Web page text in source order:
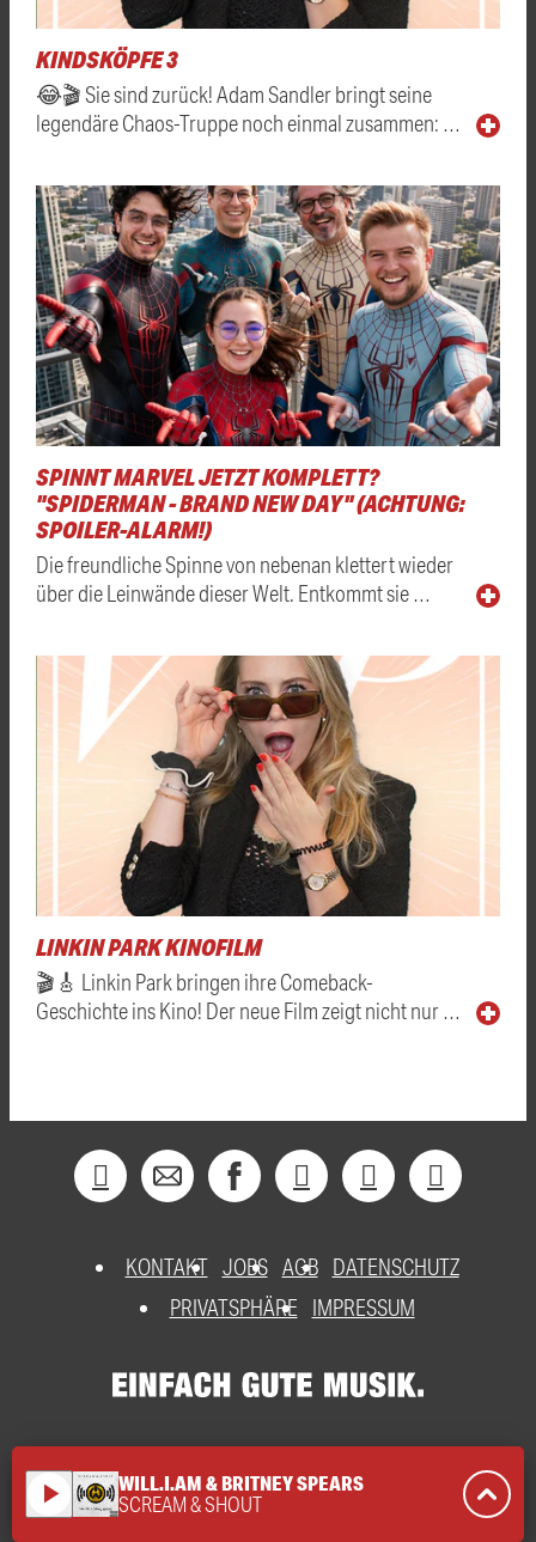
KINDSKÖPFE 3
😂🎬 Sie sind zurück! Adam Sandler bringt seine
legendäre Chaos-Truppe noch einmal zusammen: …
SPINNT MARVEL JETZT KOMPLETT?
"SPIDERMAN - BRAND NEW DAY" (ACHTUNG:
SPOILER-ALARM!)
Die freundliche Spinne von nebenan klettert wieder
über die Leinwände dieser Welt. Entkommt sie …
LINKIN PARK KINOFILM
🎬🎸 Linkin Park bringen ihre Comeback-
Geschichte ins Kino! Der neue Film zeigt nicht nur …
KONTAKT JOBS AGB DATENSCHUTZ
PRIVATSPHÄRE
IMPRESSUM
play_arrow WILL.I.AM & BRITNEY SPEARS
SCREAM & SHOUT